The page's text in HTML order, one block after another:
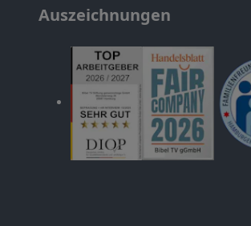
Auszeichnungen